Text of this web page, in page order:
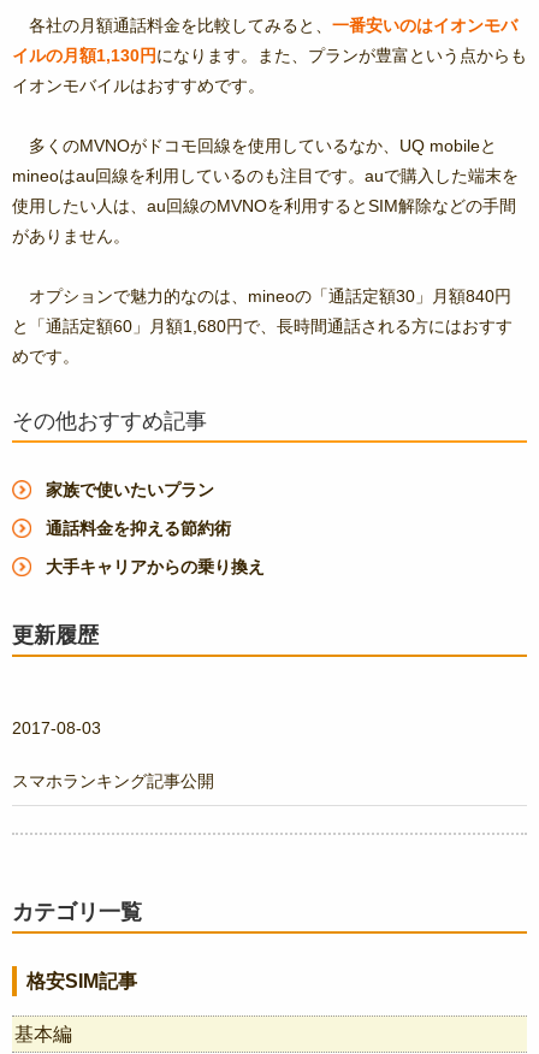
各社の月額通話料金を比較してみると、 一番安いのはイオンモバ
イルの月額1,130円になります。また、プランが豊富という点からも
イオンモバイルはおすすめです。
多くのMVNOがドコモ回線を使用しているなか、UQ mobileと
mineoはau回線を利用しているのも注目です。auで購入した端末を
使用したい人は、au回線のMVNOを利用するとSIM解除などの手間
がありません。
オプションで魅力的なのは、mineoの「通話定額30」月額840円
と「通話定額60」月額1,680円で、長時間通話される方にはおすす
めです。
その他おすすめ記事
家族で使いたいプラン
通話料金を抑える節約術
大手キャリアからの乗り換え
更新履歴
2017-08-03
スマホランキング記事公開
カテゴリ一覧
格安SIM記事
基本編